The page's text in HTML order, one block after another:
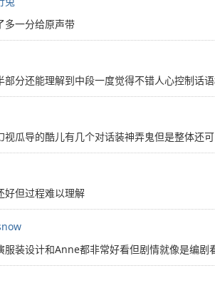
多一分给原声带
部分还能理解到中段一度觉得不错人心控制话
视瓜导的酷儿有几个对话装神弄鬼但是整体还
好但过程难以理解
服装设计和Anne都非常好看但剧情就像是编